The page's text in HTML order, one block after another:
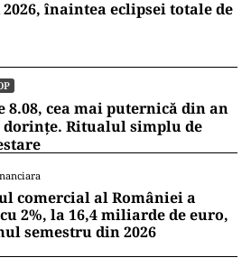
înaintea eclipsei totale de
8.08, cea mai puternică din an
Ritualul simplu de
comercial al României a
2%, la 16,4 miliarde de euro,
semestru din 2026